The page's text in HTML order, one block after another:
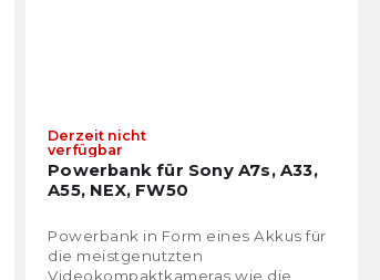
durchschnittliche
Produktbewertung
Powerbank für Sony A7s, A33,
A55, NEX, FW50
Derzeit nicht
verfügbar
Powerbank in Form eines Akkus für
die meistgenutzten
Videokompaktkameras wie die